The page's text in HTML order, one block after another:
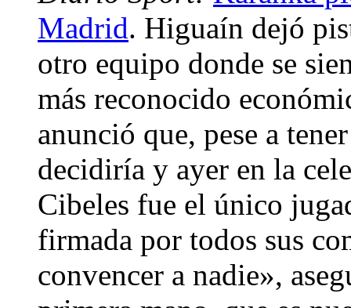
Madrid. Higuaín dejó
otro equipo donde se
más reconocido
anunció que, pese a
decidiría y ayer en la
Cibeles fue el único
firmada por todos sus
convencer a nadie»,